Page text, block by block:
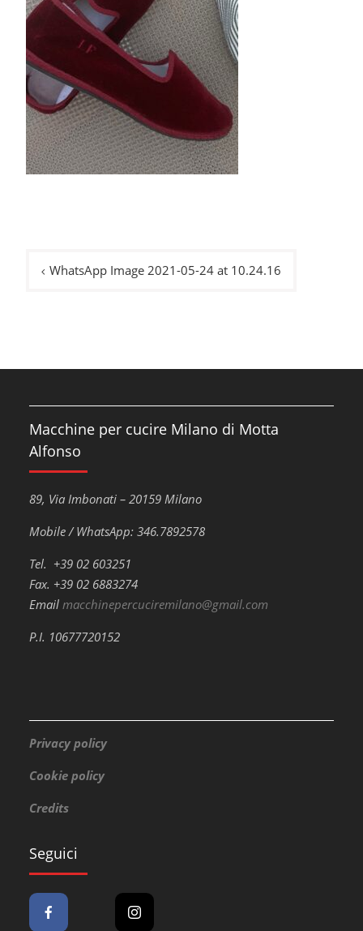
Navigazione
WhatsApp Image 2021-05-24 at 10.24.16
Macchine per cucire Milano di Motta
Alfonso
89, Via Imbonati – 20159 Milano
Mobile / WhatsApp: 346.7892578
Tel. +39 02 603251
Fax. +39 02 6883274
Emailmacchinepercuciremilano@gmail.com
P.I. 10677720152
Privacy policy
Cookie policy
Credits
Seguici